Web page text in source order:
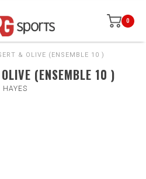
0
& OLIVE (ENSEMBLE 10 )
(ENSEMBLE 10 )
HAYES